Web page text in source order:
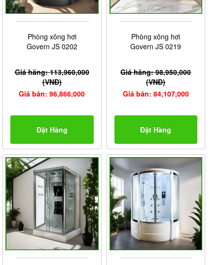
Phòng xông hơi
Govern JS 0202
Giá hãng: 113,960,000
(VNĐ)
Giá bán: 96,866,000
Đặt Hàng
Phòng xông hơi
Govern JS 0219
Giá hãng: 98,950,000
(VNĐ)
Giá bán: 84,107,000
Đặt Hàng